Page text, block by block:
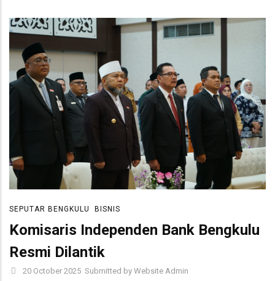
SEPUTAR BENGKULU BISNIS
Komisaris Independen Bank Bengkulu
Resmi Dilantik
20 October 2025 Submitted by Website Admin